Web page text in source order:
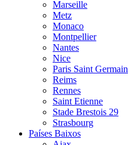
Marseille
Metz
Monaco
Montpellier
Nantes
Nice
Paris Saint Germain
Reims
Rennes
Saint Etienne
Stade Brestois 29
Strasbourg
Países Baixos